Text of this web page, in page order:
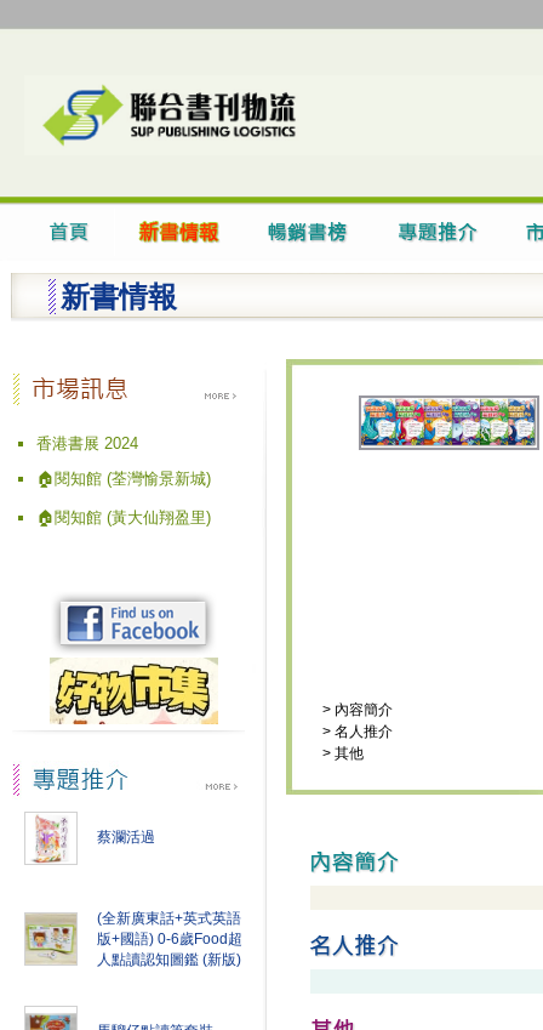
新書情報
香港書展 2024
🏠閱知館 (荃灣愉景新城)
🏠閱知館 (黃大仙翔盈里)
蔡瀾活過
(全新廣東話+英式英語
版+國語) 0-6歲Food超
人點讀認知圖鑑 (新版)
> 內容簡介
> 名人推介
> 其他